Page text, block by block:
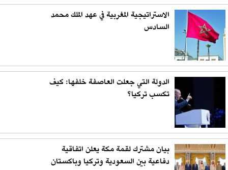
الاستراتيجية المغربية في عهد الملك محمد
السادس
الدولة التي جعلت العاصفة خلفها: كيف
تكسب تركيا؟
بيان مشترك لقمة مكة يعلن اتفاقية
دفاعية بين السعودية وتركيا وباكستان